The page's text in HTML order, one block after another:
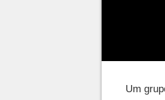
Um